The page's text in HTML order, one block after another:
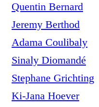
Quentin Bernard
Jeremy Berthod
Adama Coulibaly
Sinaly Diomandé
Stephane Grichting
Ki-Jana Hoever